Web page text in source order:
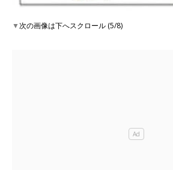
▼次の画像は下へスクロール (5/8)